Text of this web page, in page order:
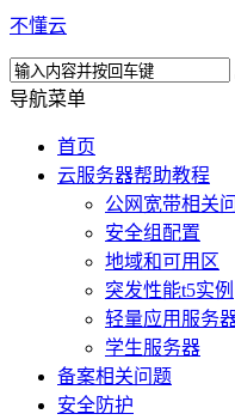
不懂云
导航菜单
首页
云服务器帮助教程
公网宽带相关
安全组配置
地域和可用区
突发性能t5实例
轻量应用服务
学生服务器
备案相关问题
安全防护